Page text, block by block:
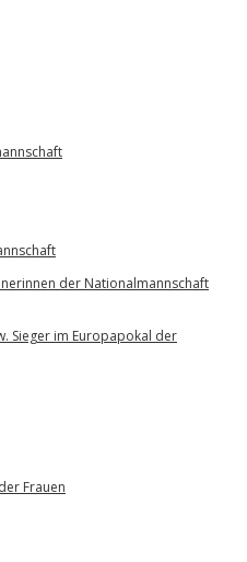
der Nationalmannschaft
Sieger im Europapokal der
Frauen